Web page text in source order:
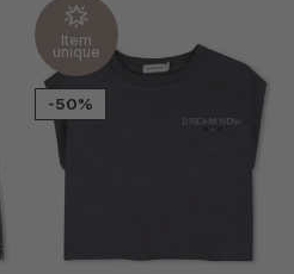
Item
unique
-50%